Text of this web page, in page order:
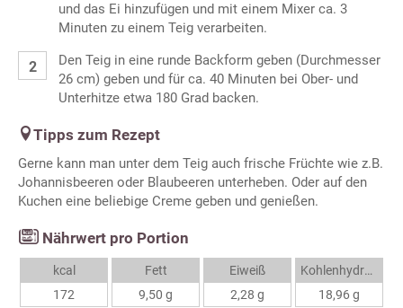
und das Ei hinzufügen und mit einem Mixer ca. 3
Minuten zu einem Teig verarbeiten.
Den Teig in eine runde Backform geben (Durchmesser
26 cm) geben und für ca. 40 Minuten bei Ober- und
Unterhitze etwa 180 Grad backen.
Tipps zum Rezept
Gerne kann man unter dem Teig auch frische Früchte wie z.B.
Johannisbeeren oder Blaubeeren unterheben. Oder auf den
Kuchen eine beliebige Creme geben und genießen.
Nährwert pro Portion
kcal
172
Fett
9,50 g
Eiweiß
2,28 g
Kohlenhydrate
18,96 g